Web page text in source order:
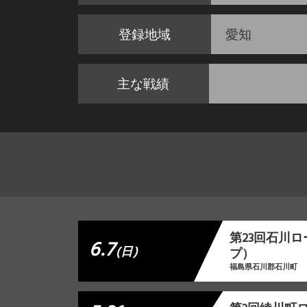
登録地域 愛知
主な戦績
6.7(日)
第23回石川
プ）
福島県石川郡石川町